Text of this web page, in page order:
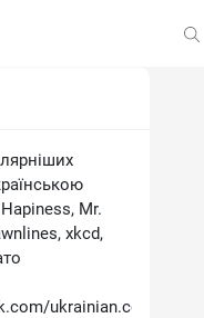
Mr.
xkcd,
ukrainian.comics